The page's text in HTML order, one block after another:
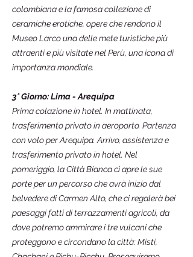
colombiana e la famosa collezione di
ceramiche erotiche, opere che rendono il
Museo Larco una delle mete turistiche più
attraenti e più visitate nel Perù, una icona di
importanza mondiale.
3° Giorno: Lima - Arequipa
Prima colazionein hotel. In mattinata,
trasferimento privato in aeroporto. Partenza
con volo per Arequipa. Arrivo, assistenza e
trasferimento privato in hotel. Nel
pomeriggio, la Città Bianca ci apre le sue
porte per un percorso che avrà inizio dal
belvedere di Carmen Alto, che ci regalerà bei
paesaggi fatti di terrazzamenti agricoli, da
dove potremo ammirare i tre vulcani che
proteggono e circondano la città: Misti,